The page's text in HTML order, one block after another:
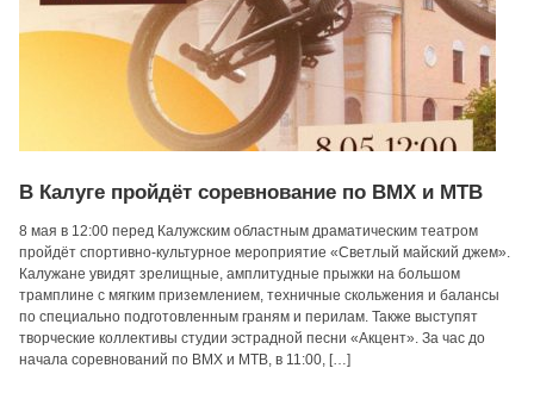
В Калуге пройдёт соревнование по ВМХ и МТВ
8 мая в 12:00 перед Калужским областным драматическим театром
пройдёт спортивно-культурное мероприятие «Светлый майский джем».
Калужане увидят зрелищные, амплитудные прыжки на большом
трамплине с мягким приземлением, техничные скольжения и балансы
по специально подготовленным граням и перилам. Также выступят
творческие коллективы студии эстрадной песни «Акцент». За час до
начала соревнований по ВМХ и МТВ, в 11:00, […]